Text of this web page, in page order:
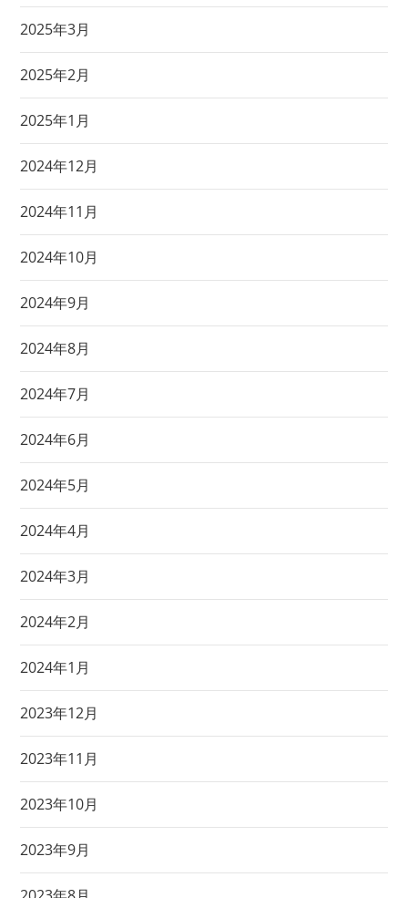
2025年3月
2025年2月
2025年1月
2024年12月
2024年11月
2024年10月
2024年9月
2024年8月
2024年7月
2024年6月
2024年5月
2024年4月
2024年3月
2024年2月
2024年1月
2023年12月
2023年11月
2023年10月
2023年9月